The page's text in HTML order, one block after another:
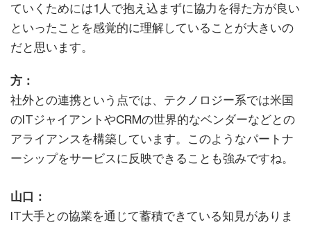
ていくためには1人で抱え込まずに協力を得た方が良い
といったことを感覚的に理解していることが大きいの
だと思います。
方：
社外との連携という点では、テクノロジー系では米国
のITジャイアントやCRMの世界的なベンダーなどとの
アライアンスを構築しています。このようなパートナ
ーシップをサービスに反映できることも強みですね。
山口：
IT大手との協業を通じて蓄積できている知見がありま